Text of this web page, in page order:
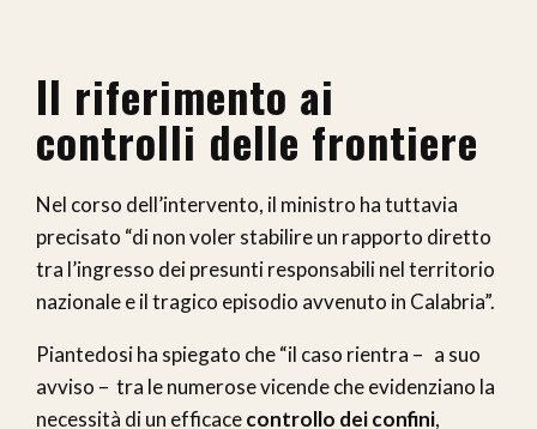
Il riferimento ai
controlli delle frontiere
Nel corso dell’intervento, il ministro ha tuttavia
precisato “di non voler stabilire un rapporto diretto
tra l’ingresso dei presunti responsabili nel territorio
nazionale e il tragico episodio avvenuto in Calabria”.
Piantedosi ha spiegato che “il caso rientra – a suo
avviso – tra le numerose vicende che evidenziano la
necessità di un efficacecontrollo dei confini,